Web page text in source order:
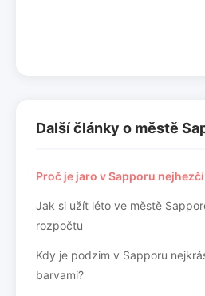
Další články o městě
Proč je jaro v Sapporu
Jak si užít léto ve městě
rozpočtu
Kdy je podzim v Sapporu
barvami?